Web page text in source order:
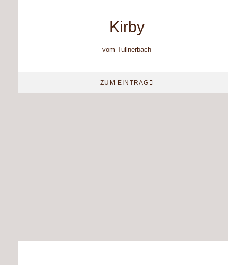
Kirby
vom Tullnerbach
ZUM EINTRAG